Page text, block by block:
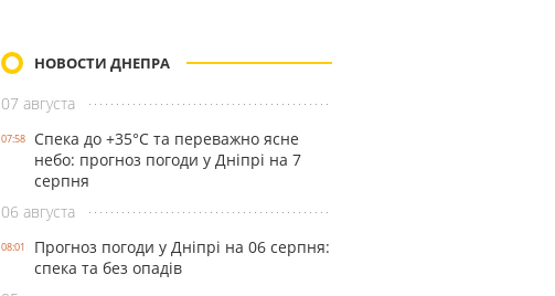
НОВОСТИ ДНЕПРА
07 августа
07:58
Спека до +35°С та переважно ясне
небо: прогноз погоди у Дніпрі на 7
серпня
06 августа
08:01
Прогноз погоди у Дніпрі на 06 серпня:
спека та без опадів